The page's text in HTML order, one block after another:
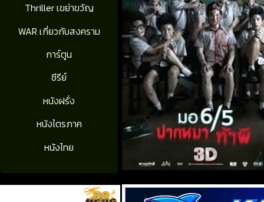
Thriller เขย่าขวัญ
WAR เกี่ยวกับสงคราม
การ์ตูน
ซีรีย์
หนังฝรั่ง
หนังไตรภาค
หนังไทย